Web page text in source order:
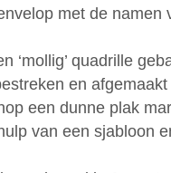
met de namen
‘mollig’ quadrille
en
een dunne plak
van een sjabloon